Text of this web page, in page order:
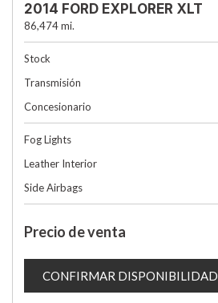
2014 FORD EXPLORER XLT
86,474 mi.
Stock
Transmisión
Concesionario
Fog Lights
Leather Interior
Side Airbags
Precio de venta
CONFIRMAR DISPONIBILIDAD